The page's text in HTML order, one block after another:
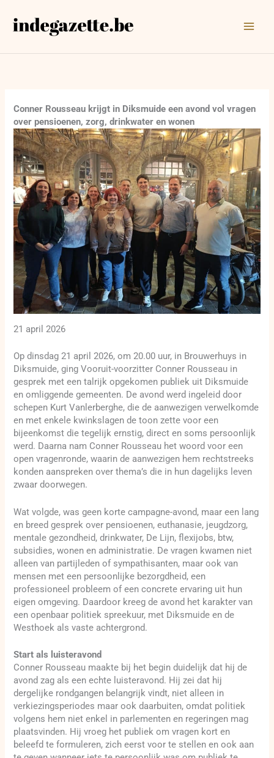
naar
Conner Rousseau krijgt in Diksmuide een avond vol vragen
over pensioenen, zorg, drinkwater en wonen
21 april 2026
Op dinsdag 21 april 2026, om 20.00 uur, in Brouwerhuys in
Diksmuide, ging Vooruit-voorzitter Conner Rousseau in
gesprek met een talrijk opgekomen publiek uit Diksmuide
en omliggende gemeenten. De avond werd ingeleid door
schepen Kurt Vanlerberghe, die de aanwezigen verwelkomde
en met enkele kwinkslagen de toon zette voor een
bijeenkomst die tegelijk ernstig, direct en soms persoonlijk
werd. Daarna nam Conner Rousseau het woord voor een
open vragenronde, waarin de aanwezigen hem rechtstreeks
konden aanspreken over thema’s die in hun dagelijks leven
zwaar doorwegen.
Wat volgde, was geen korte campagne-avond, maar een lang
en breed gesprek over pensioenen, euthanasie, jeugdzorg,
mentale gezondheid, drinkwater, De Lijn, flexijobs, btw,
subsidies, wonen en administratie. De vragen kwamen niet
alleen van partijleden of sympathisanten, maar ook van
mensen met een persoonlijke bezorgdheid, een
professioneel probleem of een concrete ervaring uit hun
eigen omgeving. Daardoor kreeg de avond het karakter van
een openbaar politiek spreekuur, met Diksmuide en de
Westhoek als vaste achtergrond.
Start als luisteravond
Conner Rousseau maakte bij het begin duidelijk dat hij de
avond zag als een echte luisteravond. Hij zei dat hij
dergelijke rondgangen belangrijk vindt, niet alleen in
verkiezingsperiodes maar ook daarbuiten, omdat politiek
volgens hem niet enkel in parlementen en regeringen mag
plaatsvinden. Hij vroeg het publiek om vragen kort en
beleefd te formuleren, zich eerst voor te stellen en ook aan